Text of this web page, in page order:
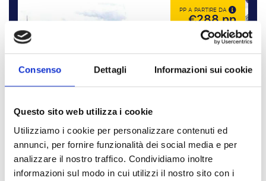
Consenso Dettagli Informazioni sui cookie
Questo sito web utilizza i cookie
Utilizziamo i cookie per personalizzare contenuti ed
annunci, per fornire funzionalità dei social media e per
analizzare il nostro traffico. Condividiamo inoltre
informazioni sul modo in cui utilizzi il nostro sito con i
PP A PARTIRE DA
€288 pp